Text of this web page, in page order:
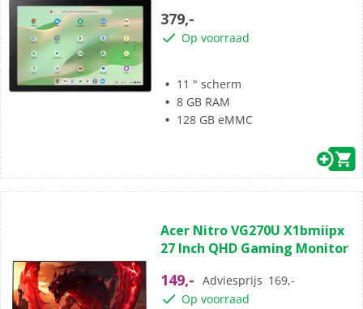
379,-
Op voorraad
11 " scherm
8 GB RAM
128 GB eMMC
van
de
sterren.
Acer Nitro VG270U X1bmiipx
27 Inch QHD Gaming Monitor
149,- Adviesprijs 169,-
Op voorraad